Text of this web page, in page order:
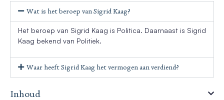
Wat is het beroep van Sigrid Kaag?
Het beroep van Sigrid Kaag is Politica. Daarnaast is Sigrid
Kaag bekend van Politiek.
Waar heeft Sigrid Kaag het vermogen aan verdiend?
Inhoud